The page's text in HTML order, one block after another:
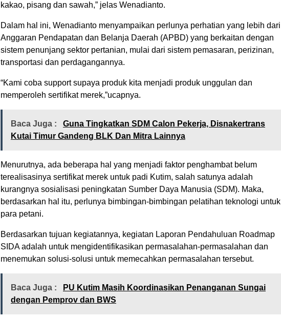
kakao, pisang dan sawah,” jelas Wenadianto.
Dalam hal ini, Wenadianto menyampaikan perlunya perhatian yang lebih dari
Anggaran Pendapatan dan Belanja Daerah (APBD) yang berkaitan dengan
sistem penunjang sektor pertanian, mulai dari sistem pemasaran, perizinan,
transportasi dan perdagangannya.
“Kami coba support supaya produk kita menjadi produk unggulan dan
memperoleh sertifikat merek,”ucapnya.
Baca Juga :
Guna Tingkatkan SDM Calon Pekerja, Disnakertrans
Kutai Timur Gandeng BLK Dan Mitra Lainnya
Menurutnya, ada beberapa hal yang menjadi faktor penghambat belum
terealisasinya sertifikat merek untuk padi Kutim, salah satunya adalah
kurangnya sosialisasi peningkatan Sumber Daya Manusia (SDM). Maka,
berdasarkan hal itu, perlunya bimbingan-bimbingan pelatihan teknologi untuk
para petani.
Berdasarkan tujuan kegiatannya, kegiatan Laporan Pendahuluan Roadmap
SIDA adalah untuk mengidentifikasikan permasalahan-permasalahan dan
menemukan solusi-solusi untuk memecahkan permasalahan tersebut.
Baca Juga :
PU Kutim Masih Koordinasikan Penanganan Sungai
dengan Pemprov dan BWS